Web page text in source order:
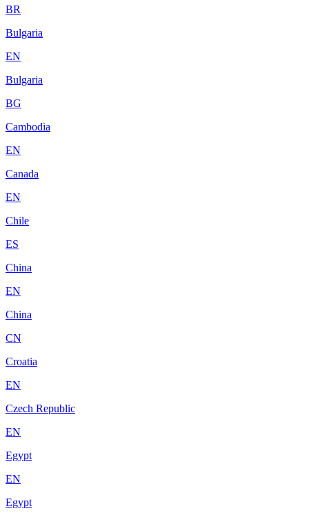
BR
Bulgaria
EN
Bulgaria
BG
Cambodia
EN
Canada
EN
Chile
ES
China
EN
China
CN
Croatia
EN
Czech Republic
EN
Egypt
EN
Egypt